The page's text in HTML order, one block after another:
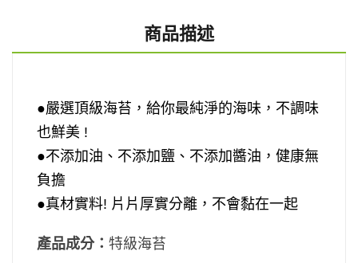
商品描述
●嚴選頂級海苔，給你最純淨的海味，不調味
也鮮美 !
●不添加油、不添加鹽、不添加醬油，健康無
負擔
●真材實料! 片片 厚實分離，不會黏在一起
產品成分： 特級海苔